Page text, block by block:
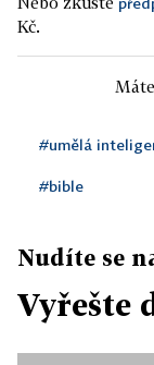
Kč.
#umělá
#bible
Nudíte se
Vyřešte